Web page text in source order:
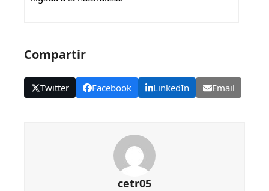
Compartir
Twitter Facebook LinkedIn Email
cetr05